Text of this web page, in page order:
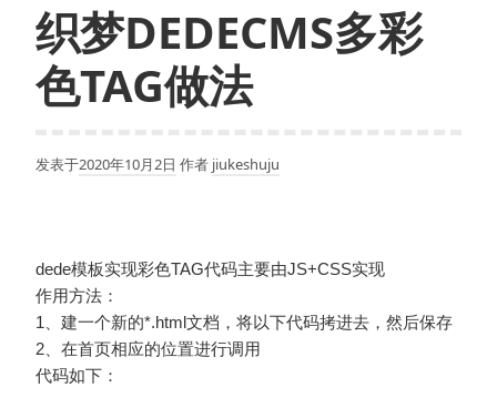
织梦DEDECMS多彩
色TAG做法
发表于2020年10月2日 作者 jiukeshuju
dede模板实现彩色TAG代码主要由JS+CSS实现
作用方法：
1、建一个新的*.html文档，将以下代码拷进去，然后保存
2、在首页相应的位置进行调用
代码如下：